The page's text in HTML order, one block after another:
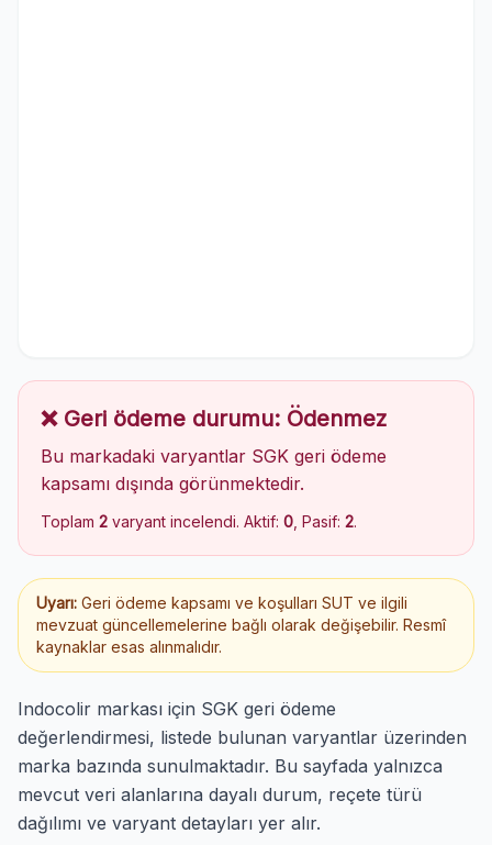
❌ Geri ödeme durumu: Ödenmez
Bu markadaki varyantlar SGK geri ödeme
kapsamı dışında görünmektedir.
Toplam 2 varyant incelendi. Aktif: 0 , Pasif: 2.
Uyarı: Geri ödeme kapsamı ve koşulları SUT ve ilgili
mevzuat güncellemelerine bağlı olarak değişebilir. Resmî
kaynaklar esas alınmalıdır.
Indocolir markası için SGK geri ödeme
değerlendirmesi, listede bulunan varyantlar üzerinden
marka bazında sunulmaktadır. Bu sayfada yalnızca
mevcut veri alanlarına dayalı durum, reçete türü
dağılımı ve varyant detayları yer alır.